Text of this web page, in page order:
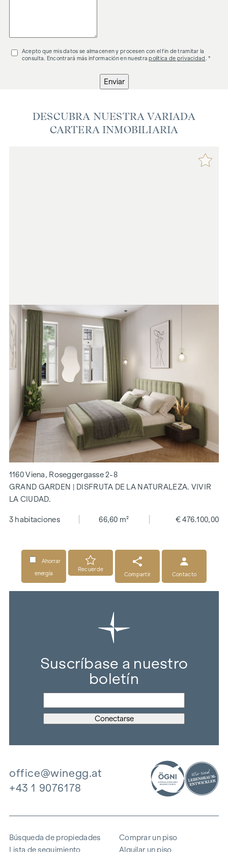
Acepto que mis datos se almacenen y procesen con el fin de tramitar la
consulta. Encontrará más información en nuestrapolítica de privacidad . *
Enviar
DESCUBRA NUESTRA VARIADA
CARTERA INMOBILIARIA
1160 Viena, Roseggergasse 2-8
GRAND GARDEN | DISFRUTA DE LA NATURALEZA. VIVIR
LA CIUDAD.
3 habitaciones 66,60 m² € 476.100,00
Ahorrar
energía
Recuerde
Compartir
Contacto
Suscríbase a nuestro
boletín
office@winegg.at
+43 1 9076178
Búsqueda de propiedades
Lista de seguimiento
Comprar un piso
Alquilar un piso